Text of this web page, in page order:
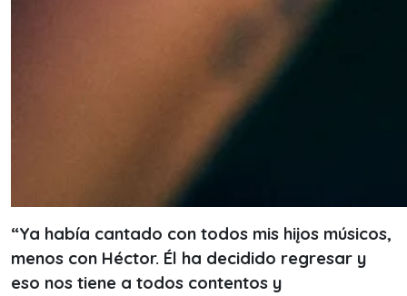
“Ya había cantado con todos mis hiįos músicos,
menos con Héctor. Él ha decidido regresar y
eso nos tiene a todos contentos y